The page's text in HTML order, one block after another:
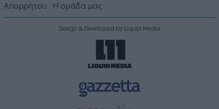
Απορρήτου
Η ομάδα μας
Design & Developed by Liquid Media